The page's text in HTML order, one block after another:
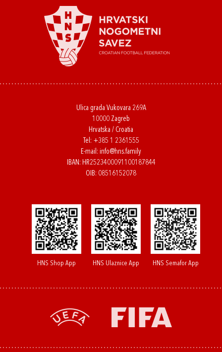
Ulica grada Vukovara 269A
10000 Zagreb
Hrvatska / Croatia
Tel: +385 1 2361555
E-mail: info@hns.family
IBAN: HR2523400091100187844
OIB: 08516152078
HNS Shop App HNS Ulaznice App HNS Semafor App